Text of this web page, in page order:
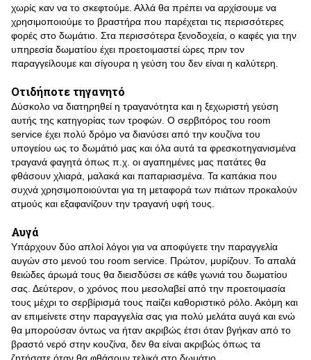
χωρίς καν να το σκεφτούμε. Αλλά θα πρέπει να αρχίσουμε να
χρησιμοποιούμε το βραστήρα που παρέχεται τις περισσότερες
φορές στο δωμάτιο. Στα περισσότερα ξενοδοχεία, ο καφές για την
υπηρεσία δωματίου έχει προετοιμαστεί ώρες πριν τον
παραγγείλουμε και σίγουρα η γεύση του δεν είναι η καλύτερη.
Οτιδήποτε τηγανητό
Δύσκολο να διατηρηθεί η τραγανότητα και η ξεχωριστή γεύση
αυτής της κατηγορίας των τροφών. Ο σερβιτόρος του room
service έχει πολύ δρόμο να διανύσει από την κουζίνα του
υπογείου ως το δωμάτιό μας και όλα αυτά τα φρεσκοτηγανισμένα
τραγανά φαγητά όπως π.χ. οι αγαπημένες μας πατάτες θα
φθάσουν χλιαρά, μαλακά και παπαριασμένα. Τα καπάκια που
συχνά χρησιμοποιούνται για τη μεταφορά των πιάτων προκαλούν
ατμούς και εξαφανίζουν την τραγανή υφή τους.
Αυγά
Υπάρχουν δύο απλοί λόγοι για να αποφύγετε την παραγγελία
αυγών στο μενού του room service. Πρώτον, μυρίζουν. Το απαλά
θειώδες άρωμά τους θα διεισδύσει σε κάθε γωνιά του δωματίου
σας. Δεύτερον, ο χρόνος που μεσολαβεί από την προετοιμασία
τους μέχρι το σερβίρισμά τους παίζει καθοριστικό ρόλο. Ακόμη και
αν επιμείνετε στην παραγγελία σας για πολύ μελάτα αυγά και ενώ
θα μπορούσαν όντως να ήταν ακριβώς έτσι όταν βγήκαν από το
βραστό νερό στην κουζίνα, δεν θα είναι ακριβώς όπως τα